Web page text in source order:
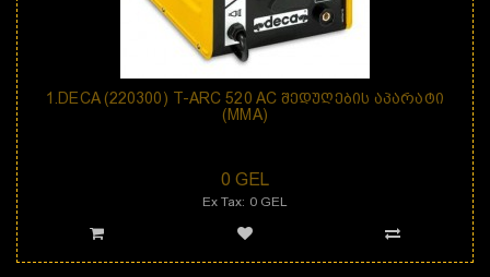
1.DECA (220300) T-ARC 520 AC ᲨᲔᲓᲣᲦᲔᲑᲘᲡ ᲐᲞᲐᲠᲐᲢᲘ
(MMA)
0 GEL
Ex Tax: 0 GEL